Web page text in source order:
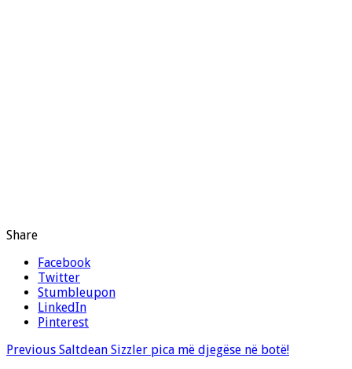
Share
Facebook
Twitter
Stumbleupon
LinkedIn
Pinterest
Previous Saltdean Sizzler pica më djegëse në botë!